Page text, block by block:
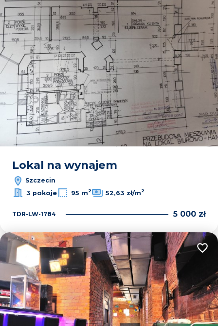
Lokal na wynajem
Szczecin
3 pokoje
95 m2 52,63 zł/m2
TDR-LW-1784 5 000 zł